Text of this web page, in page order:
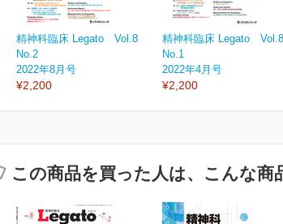
精神科臨床 Legato Vol.8
No.2
2022年8月号
¥2,200
精神科臨床 Legato Vol.8
No.1
2022年4月号
¥2,200
この商品を買った人は、こんな商